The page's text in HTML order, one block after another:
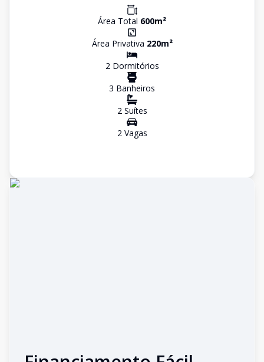
Área Total 600m²
Área Privativa 220m²
2Dormitórios
3 Banheiros
2Suítes
2Vagas